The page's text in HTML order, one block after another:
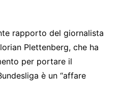
rapporto del giornalista
Plettenberg, che ha
per portare il
è un “affare